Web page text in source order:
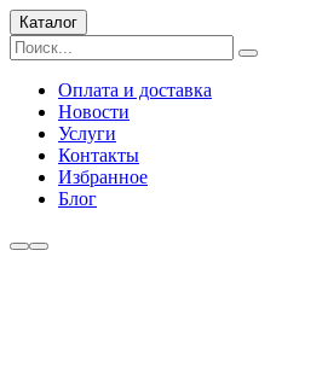
Каталог
Оплата и доставка
Новости
Услуги
Контакты
Избранное
Блог